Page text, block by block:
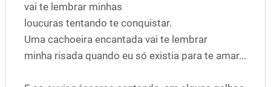
vai te lembrar minhas
loucuras tentando te conquistar.
Uma cachoeira encantada vai te lembrar
minha risada quando eu só existia para te amar...